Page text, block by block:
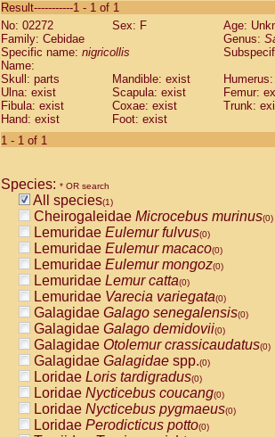
CebidaeSaguinus labiatus(0)
Cebidae Saguinus leucopus (0)
Cebidae
CebidaeSaguinus mystax
Cebidae Saguinus nigricollis (1)
Cebidae Saguinus oedipus
Cebidae Saguinus weddelli
Cebidae Saguinusspp.
Cebidae
CebidaeCebus capucinus
CebidaeCebus nigrivittatus
CebidaeCebus spp.(0)
CebidaeSaimiri boliviensis(0)
CebidaeSaimiri sciureus(0)
AtelidaeAlouatta caraya(0)
AtelidaeAlouatta fusca(0)
AtelidaeAlouatta seniculus(0)
AtelidaeAlouattaspp.(0)
AtelidaeAteles belzebuth(0)
AtelidaeAteles geoffroyi(0)
AtelidaeAteles paniscus(0)
AtelidaeAtelesspp.(0)
AtelidaeLagothrix lagothricha(0)
AtelidaeLagothrix lagothricha cana
PitheciidaeCacajao calvus
Result-----------1 - 1 of 1
No: 02272
Sex: F
Age:
Family: Cebidae
Genus:
Specific name: nigricollis
Name:
Skull: parts
Mandible: exist
Ulna: exist
Scapula: exist
Femur:
Fibula: exist
Coxae: exist
Trunk:
Hand: exist
Foot: exist
1 - 1 of 1
Species: * OR search
All species(1)
Cheirogaleidae Microcebus murinus(0)
Lemuridae Eulemur fulvus(0)
Lemuridae Eulemur macaco(0)
Lemuridae Eulemur mongoz(0)
Lemuridae Lemur catta(0)
Lemuridae Varecia variegata(0)
Galagidae Galago senegalensis(0)
Galagidae Galago demidovii(0)
Galagidae Otolemur crassicaudatus(0)
Galagidae Galagidae spp.(0)
Loridae Loris tardigradus(0)
Loridae Nycticebus coucang(0)
Loridae Nycticebus pygmaeus(0)
Loridae Perodicticus potto(0)